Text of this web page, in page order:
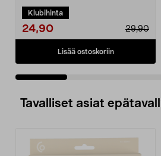
wc-pöntön taaksen tai...
Klubihinta
24,90 29,90
Lisää ostoskoriin
Tavalliset asiat